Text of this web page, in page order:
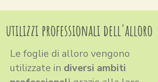
utilizzi professionali dell'alloro
Le foglie di alloro vengono
utilizzate in diversi ambiti